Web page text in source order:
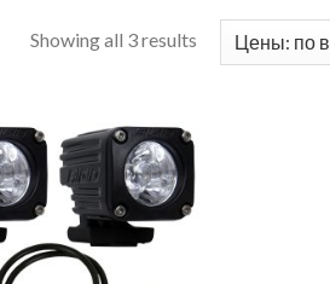
Showing all 3 results